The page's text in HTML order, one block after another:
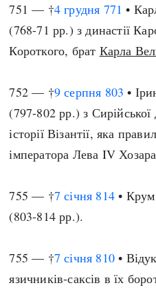
751 — †4 грудня 771 •
(768-71 рр.) з династії
Короткого, брат Карла
752 — †9 серпня 803 •
(797-802 рр.) з
історії Візантії, яка
імператора Лева IV
755 — †7 січня 814 • Крум
(803-814 рр.).
755 — †7 січня 810 •
язичників-саксів в їх